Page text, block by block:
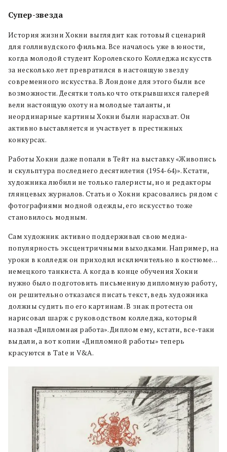
Супер-звезда
История жизни Хокни выглядит как готовый сценарий
для голливудского фильма. Все началось уже в юности,
когда молодой студент Королевского Колледжа искусств
за несколько лет превратился в настоящую звезду
современного искусства. В Лондоне для этого были все
возможности. Десятки только что открывшихся галерей
вели настоящую охоту на молодые таланты, и
неординарные картины Хокни были нарасхват. Он
активно выставляется и участвует в престижных
конкурсах.
Работы Хокни даже попали в Тейт на выставку «Живопись
и скульптура последнего десятилетия (1954-64)». Кстати,
художника любили не только галеристы, но и редакторы
глянцевых журналов. Статьи о Хокни красовались рядом с
фотографиями модной одежды, его искусство тоже
становилось модным.
Сам художник активно поддерживал свою медиа-
популярность эксцентричными выходками. Например, на
уроки в колледж он приходил исключительно в костюме…
немецкого танкиста. А когда в конце обучения Хокни
нужно было подготовить письменную дипломную работу,
он решительно отказался писать текст, ведь художника
должны судить по его картинам. В знак протеста он
нарисовал шарж с руководством колледжа, который
назвал «Дипломная работа». Диплом ему, кстати, все-таки
выдали, а вот копии «Дипломной работы» теперь
красуются в Tate и V&A.